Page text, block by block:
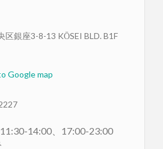
区銀座3-8-13 KŌSEI BLD. B1F
Google map
14:00、17:00-23:00